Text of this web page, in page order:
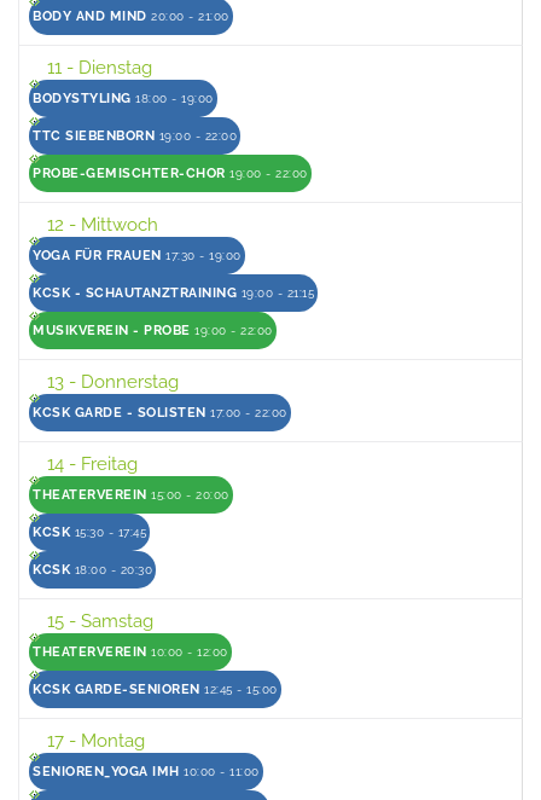
BODY AND MIND 20:00 - 21:00
11 - Dienstag
BODYSTYLING 18:00 - 19:00
TTC SIEBENBORN 19:00 - 22:00
PROBE-GEMISCHTER-CHOR 19:00 - 22:00
12 - Mittwoch
YOGA FÜR FRAUEN 17:30 - 19:00
KCSK - SCHAUTANZTRAINING 19:00 - 21:15
MUSIKVEREIN - PROBE 19:00 - 22:00
13 - Donnerstag
KCSK GARDE - SOLISTEN 17:00 - 22:00
14 - Freitag
THEATERVEREIN 15:00 - 20:00
KCSK 15:30 - 17:45
KCSK 18:00 - 20:30
15 - Samstag
THEATERVEREIN 10:00 - 12:00
KCSK GARDE-SENIOREN 12:45 - 15:00
17 - Montag
SENIOREN_YOGA IMH 10:00 - 11:00